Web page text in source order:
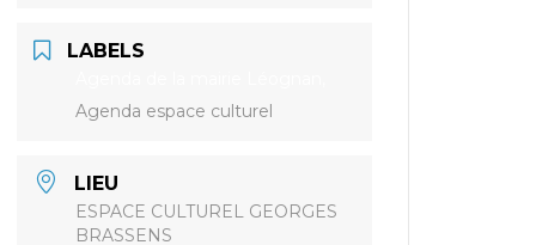
LABELS
Agenda espace culturel
LIEU
ESPACE CULTUREL GEORGES
BRASSENS